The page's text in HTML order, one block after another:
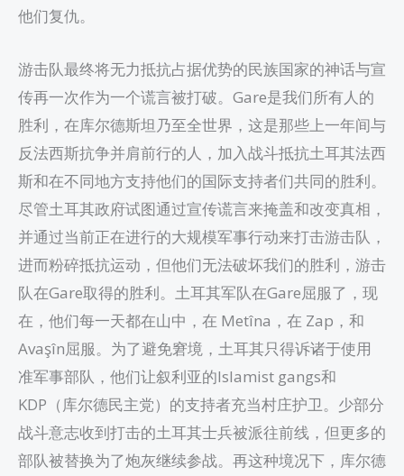
他们复仇。
游击队最终将无力抵抗占据优势的民族国家的神话与宣
传再一次作为一个谎言被打破。Gare是我们所有人的
胜利，在库尔德斯坦乃至全世界，这是那些上一年间与
反法西斯抗争并肩前行的人，加入战斗抵抗土耳其法西
斯和在不同地方支持他们的国际支持者们共同的胜利。
尽管土耳其政府试图通过宣传谎言来掩盖和改变真相，
并通过当前正在进行的大规模军事行动来打击游击队，
进而粉碎抵抗运动，但他们无法破坏我们的胜利，游击
队在Gare取得的胜利。土耳其军队在Gare屈服了，现
在，他们每一天都在山中，在 Metîna，在 Zap，和
Avaşîn屈服。为了避免窘境，土耳其只得诉诸于使用
准军事部队，他们让叙利亚的Islamist gangs和
KDP（库尔德民主党）的支持者充当村庄护卫。少部分
战斗意志收到打击的土耳其士兵被派往前线，但更多的
部队被替换为了炮灰继续参战。再这种境况下，库尔德